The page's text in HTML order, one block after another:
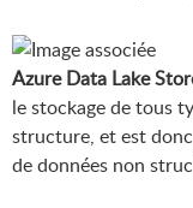
Azure Data Lake
le stockage de tous
structure, et est
de données non